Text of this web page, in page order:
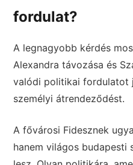
fordulat?
A legnagyobb kérdés
Alexandra távozása és
valódi politikai fordulatot
személyi átrendeződést.
A fővárosi Fidesznek
hanem világos budapesti